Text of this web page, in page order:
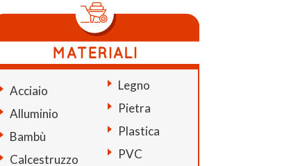
Acciaio
Alluminio
Bambù
Calcestruzzo
Legno
Pietra
Plastica
PVC